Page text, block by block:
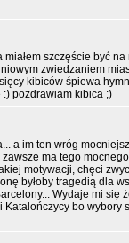
szczęście być na
zwiedzaniem
kibiców śpiewa
pozdrawiam kibica ;)
a im ten wróg
ma tego
motywacji, chęci
byłoby tragedią dla
Wydaje mi się
bo wybory